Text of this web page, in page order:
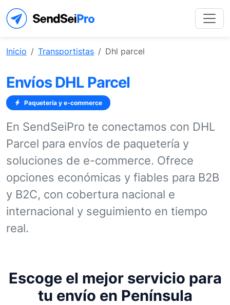
Inicio Transportistas Dhl parcel
Envíos DHL Parcel
Paquetería y e-commerce
En SendSeiPro te conectamos con DHL
Parcel para envíos de paquetería y
soluciones de e-commerce. Ofrece
opciones económicas y fiables para B2B
y B2C, con cobertura nacional e
internacional y seguimiento en tiempo
real.
Escoge el mejor servicio para
tu envío en Península